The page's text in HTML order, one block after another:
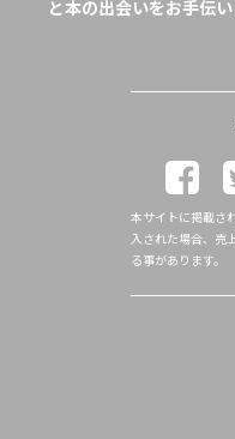
と本の出会いをお手伝い
本サイトに掲載さ
入された場合、売
る事があります。